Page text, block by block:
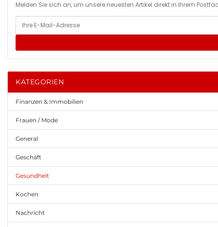
Melden Sie sich an, um unsere neuesten Artikel direkt in Ihrem
KATEGORIEN
Finanzen & Immobilien
Frauen / Mode
General
Geschäft
Gesundheit
Kochen
Nachricht